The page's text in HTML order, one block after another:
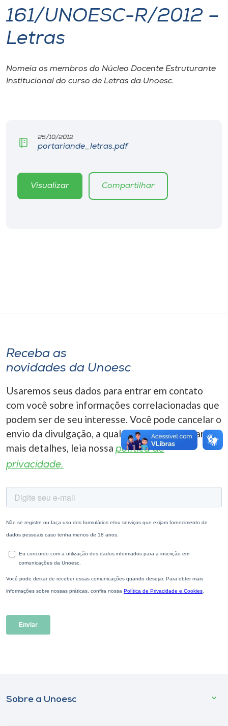
I.nova
Cultura
Biblioteca
Editora
A-
161/UNOESC-R/2012 –
Letras
Nomeia os membros do Núcleo Docente Estruturante
Institucional do curso de Letras da Unoesc.
25/10/2012
portariande_letras.pdf
Visualizar Compartilhar
Receba as
novidades da Unoesc
Usaremos seus dados para entrar em contato
com você sobre informações correlacionadas que
podem ser de seu interesse. Você pode cancelar o
envio da divulgação, a qualquer momento. Para
mais detalhes, leia nossa política de
privacidade.
Sobre a Unoesc